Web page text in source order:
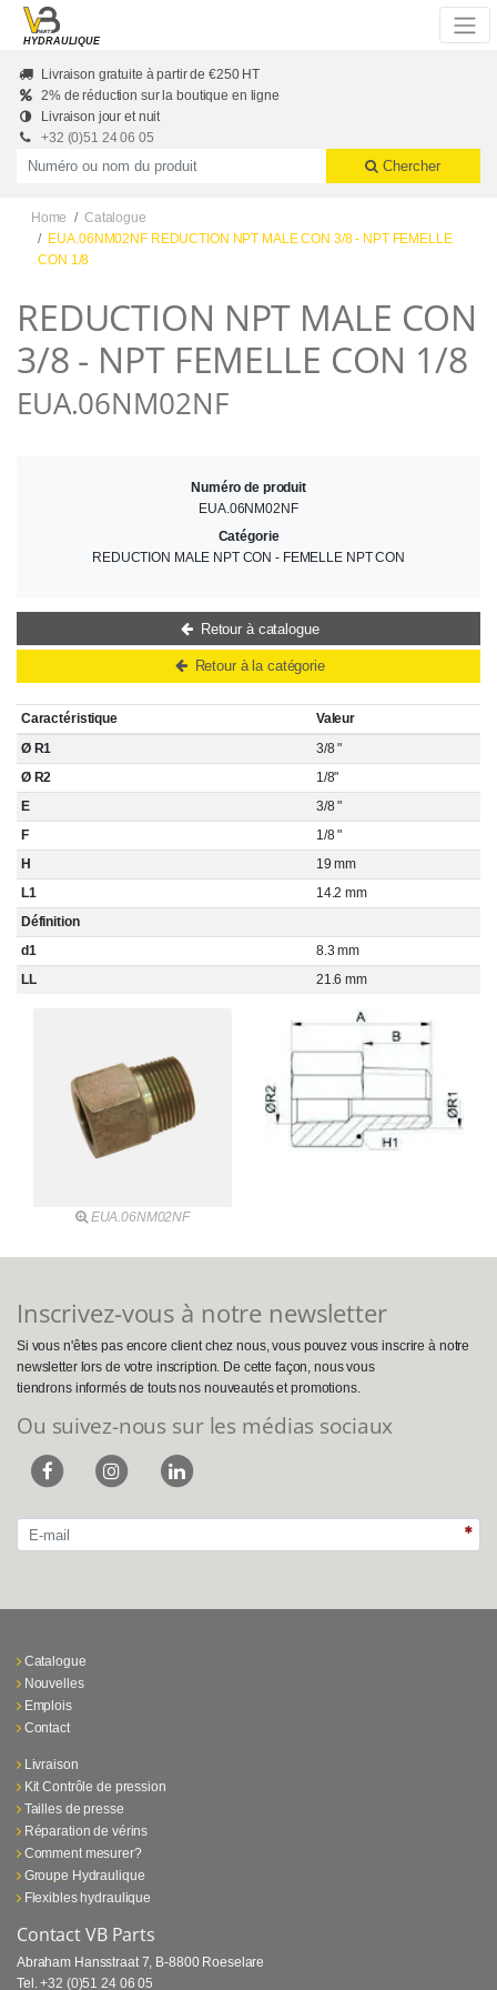
Skip to main content
HYDRAULIQUE
Livraison gratuite à partir de €250 HT
2% de réduction sur la boutique en ligne
Livraison jour et nuit
+32 (0)51 24 06 05
Productnummer of naam
Chercher
Home
Catalogue
EUA.06NM02NF REDUCTION NPT MALE CON 3/8 - NPT FEMELLE
CON 1/8
REDUCTION NPT MALE CON
3/8 - NPT FEMELLE CON 1/8
EUA.06NM02NF
Caractéristique
Valeur
Ø R1
3/8 "
Ø R2
1/8"
E
3/8 "
F
1/8 "
H
19 mm
L1
14.2 mm
Définition
d1
8.3 mm
LL
21.6 mm
EUA.06NM02NF
Numéro de produit
EUA.06NM02NF
Catégorie
REDUCTION MALE NPT CON - FEMELLE NPT CON
Retour à catalogue
Retour à la catégorie
Inscrivez-vous à notre newsletter
Si vous n'êtes pas encore client chez nous, vous pouvez vous inscrire à notre
newsletter lors de votre inscription. De cette façon, nous vous
tiendrons informés de touts nos nouveautés et promotions.
Ou suivez-nous sur les médias sociaux
Catalogue
Nouvelles
Emplois
Contact
Livraison
Kit Contrôle de pression
Tailles de presse
Réparation de vérins
Comment mesurer?
Groupe Hydraulique
Flexibles hydraulique
Contact VB Parts
Abraham Hansstraat 7, B-8800 Roeselare
Tel. +32 (0)51 24 06 05